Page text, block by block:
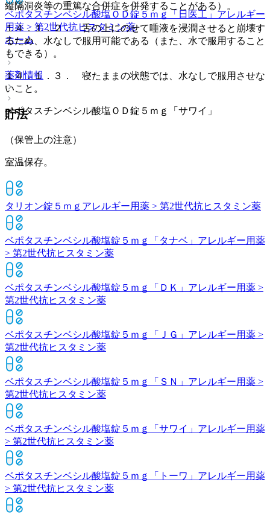
ベポタスチンベシル酸塩ＯＤ錠５ｍｇ「日医工」 アレルギー
用薬 > 第2世代抗ヒスタミン薬
ホーム
薬剤情報
ベポタスチンベシル酸塩ＯＤ錠５ｍｇ「サワイ」
縦隔洞炎等の重篤な合併症を併発することがある）。
１４．１．２． 舌の上にのせて唾液を浸潤させると崩壊す
るため、水なしで服用可能である（また、水で服用すること
もできる）。
１４．１．３． 寝たままの状態では、水なしで服用させな
いこと。
貯法
（保管上の注意）
室温保存。
タリオン錠５ｍｇ アレルギー用薬 > 第2世代抗ヒスタミン薬
ベポタスチンベシル酸塩錠５ｍｇ「タナベ」 アレルギー用薬
> 第2世代抗ヒスタミン薬
ベポタスチンベシル酸塩錠５ｍｇ「ＤＫ」 アレルギー用薬 >
第2世代抗ヒスタミン薬
ベポタスチンベシル酸塩錠５ｍｇ「ＪＧ」 アレルギー用薬 >
第2世代抗ヒスタミン薬
ベポタスチンベシル酸塩錠５ｍｇ「ＳＮ」 アレルギー用薬 >
第2世代抗ヒスタミン薬
ベポタスチンベシル酸塩錠５ｍｇ「サワイ」 アレルギー用薬
> 第2世代抗ヒスタミン薬
ベポタスチンベシル酸塩錠５ｍｇ「トーワ」 アレルギー用薬
> 第2世代抗ヒスタミン薬